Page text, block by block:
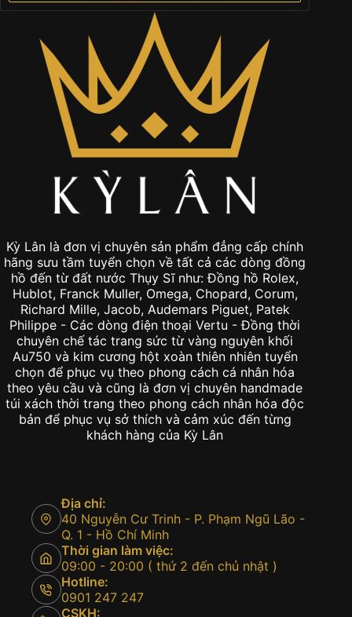
Kỳ Lân là đơn vị chuyên sản phẩm đẳng cấp chính
hãng sưu tầm tuyển chọn về tất cả các dòng đồng
hồ đến từ đất nước Thụy Sĩ như: Đồng hồ Rolex,
Hublot, Franck Muller, Omega, Chopard, Corum,
Richard Mille, Jacob, Audemars Piguet, Patek
Philippe - Các dòng điện thoại Vertu - Đồng thời
chuyên chế tác trang sức từ vàng nguyên khối
Au750 và kim cương hột xoàn thiên nhiên tuyển
chọn để phục vụ theo phong cách cá nhân hóa
theo yêu cầu và cũng là đơn vị chuyên handmade
túi xách thời trang theo phong cách nhân hóa độc
bản để phục vụ sở thích và cảm xúc đến từng
khách hàng của Kỳ Lân
Địa chỉ:
40 Nguyễn Cư Trinh - P. Phạm Ngũ Lão -
Q. 1 - Hồ Chí Minh
Thời gian làm việc:
09:00 - 20:00 ( thứ 2 đến chủ nhật )
Hotline:
0901 247 247
CSKH: